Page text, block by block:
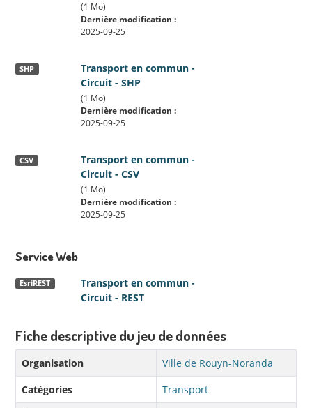
(1 Mo)
Dernière modification :
2025-09-25
Transport en commun -
Circuit - SHP
SHP
(1 Mo)
Dernière modification :
2025-09-25
Transport en commun -
Circuit - CSV
CSV
(1 Mo)
Dernière modification :
2025-09-25
Service Web
Transport en commun -
Circuit - REST
EsriREST
Fiche descriptive du jeu de données
Organisation
Ville de Rouyn-Noranda
Catégories
Transport